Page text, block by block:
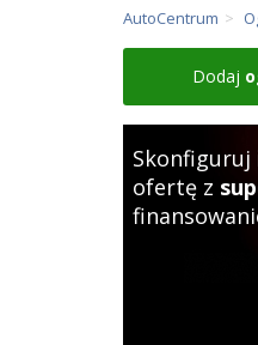
AutoCentrum
Dodaj
Skonfiguruj
ofertę z